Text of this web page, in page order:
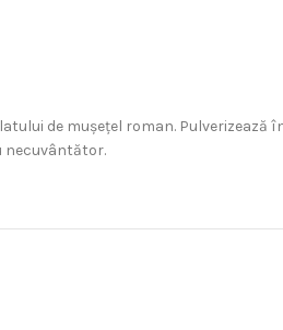
de mușețel roman.
necuvântător.